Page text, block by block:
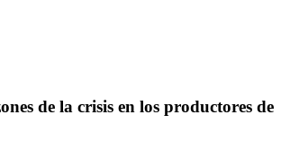
de la crisis en los productores de